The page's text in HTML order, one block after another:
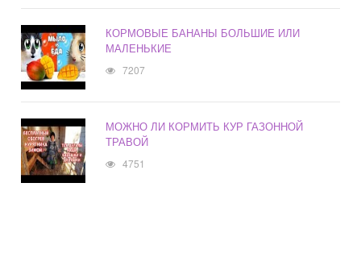
КОРМОВЫЕ БАНАНЫ БОЛЬШИЕ ИЛИ
МАЛЕНЬКИЕ
7207
МОЖНО ЛИ КОРМИТЬ КУР ГАЗОННОЙ
ТРАВОЙ
4751